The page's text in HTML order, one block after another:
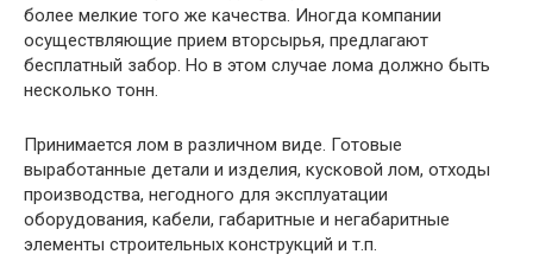
более мелкие того же качества. Иногда компании
осуществляющие прием вторсырья, предлагают
бесплатный забор. Но в этом случае лома должно быть
несколько тонн.
Принимается лом в различном виде. Готовые
выработанные детали и изделия, кусковой лом, отходы
производства, негодного для эксплуатации
оборудования, кабели, габаритные и негабаритные
элементы строительных конструкций и т.п.